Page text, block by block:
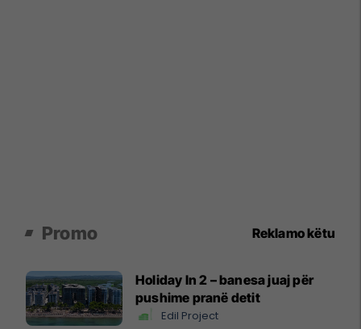
Promo Reklamo këtu
Holiday In 2 – banesa juaj për
pushime pranë detit
Edil Project